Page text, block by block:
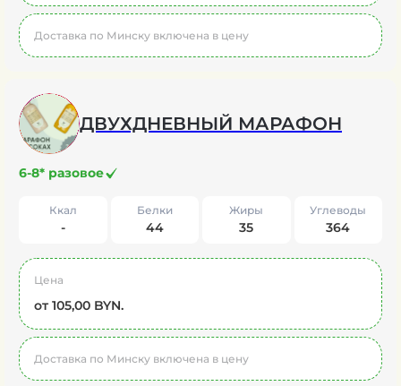
Доставка по Минску включена в цену
ДВУХДНЕВНЫЙ МАРАФОН
6-8* разовое
Ккал
-
Белки
44
Жиры
35
Углеводы
364
Цена
от 105,00 BYN.
Доставка по Минску включена в цену